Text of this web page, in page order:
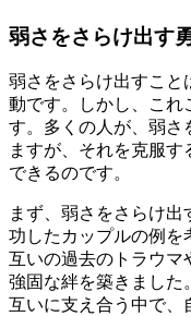
弱さをさらけ出す
弱さをさらけ出すこと
動です。しかし、これ
す。多くの人が、弱さ
ますが、それを克服
できるのです。
まず、弱さをさらけ
功したカップルの例を
互いの過去のトラウマ
強固な絆を築きました
互いに支え合う中で、